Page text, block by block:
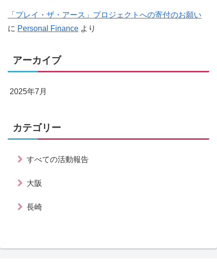
「プレイ・ザ・アース」プロジェクトへの寄付のお願い
に Personal Finance より
アーカイブ
2025年7月
カテゴリー
すべての活動報告
大阪
長崎